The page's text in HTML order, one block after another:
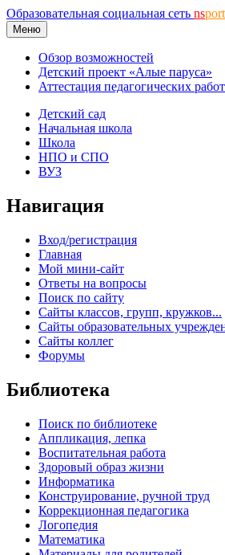
Образовательная социальная сеть ns
Меню
Обзор возможностей
Детский проект «Алые паруса»
Аттестация педагогических
Детский сад
Начальная школа
Школа
НПО и СПО
ВУЗ
Навигация
Вход/регистрация
Главная
Мой мини-сайт
Ответы на вопросы
Поиск по сайту
Сайты классов, групп, кружков...
Сайты образовательных
Сайты коллег
Форумы
Библиотека
Поиск по библиотеке
Аппликация, лепка
Воспитательная работа
Здоровый образ жизни
Информатика
Конструирование, ручной труд
Коррекционная педагогика
Логопедия
Математика